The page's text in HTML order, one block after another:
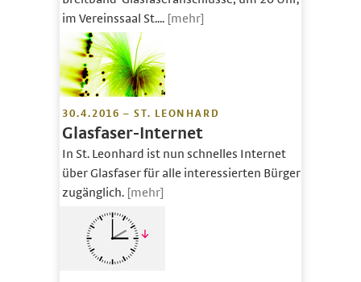
im Vereinssaal St.... [mehr]
30.4.2016 – ST. LEONHARD
Glasfaser-Internet
In St. Leonhard ist nun schnelles Internet
über Glasfaser für alle interessierten Bürger
zugänglich. [mehr]